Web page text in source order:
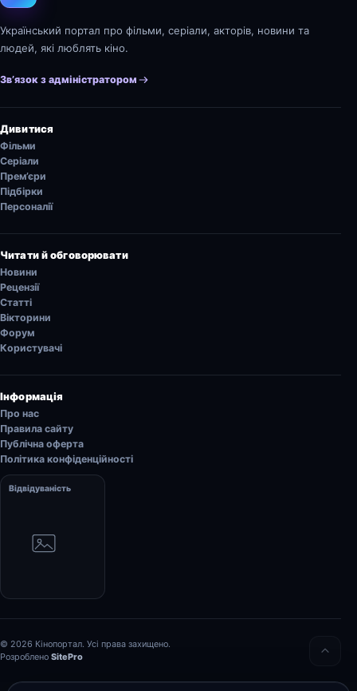
Український портал про фільми, серіали, акторів, новини та
людей, які люблять кіно.
Зв’язок з адміністратором
Дивитися
Фільми
Серіали
Прем’єри
Підбірки
Персоналії
Читати й обговорювати
Новини
Рецензії
Статті
Вікторини
Форум
Користувачі
Інформація
Про нас
Правила сайту
Публічна оферта
Політика конфіденційності
Відвідуваність
© 2026 Кінопортал. Усі права захищено.
Розроблено SitePro